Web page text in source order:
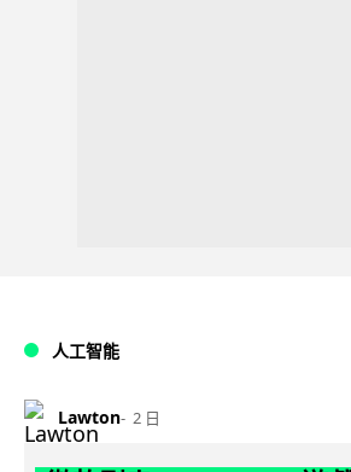
人工智能
Lawton 2 日